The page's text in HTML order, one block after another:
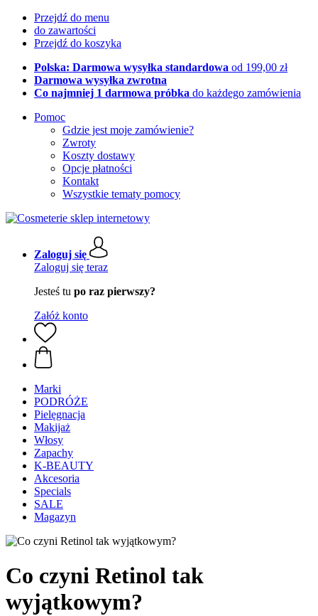
Przejdź do menu
do zawartości
Przejdź do koszyka
Polska: Darmowa wysyłka standardowa od 199,00 zł
Darmowa wysyłka zwrotna
Co najmniej 1 darmowa próbka do każdego zamówienia
Pomoc
Gdzie jest moje zamówienie?
Zwroty
Koszty dostawy
Opcje płatności
Kontakt
Wszystkie tematy pomocy
Zaloguj się
Zaloguj się teraz
Jesteś tu po raz pierwszy?
Załóż konto
Marki
PODRÓŻE
Pielęgnacja
Makijaż
Włosy
Zapachy
K-BEAUTY
Akcesoria
Specials
SALE
Magazyn
Co czyni Retinol tak
wyjątkowym?